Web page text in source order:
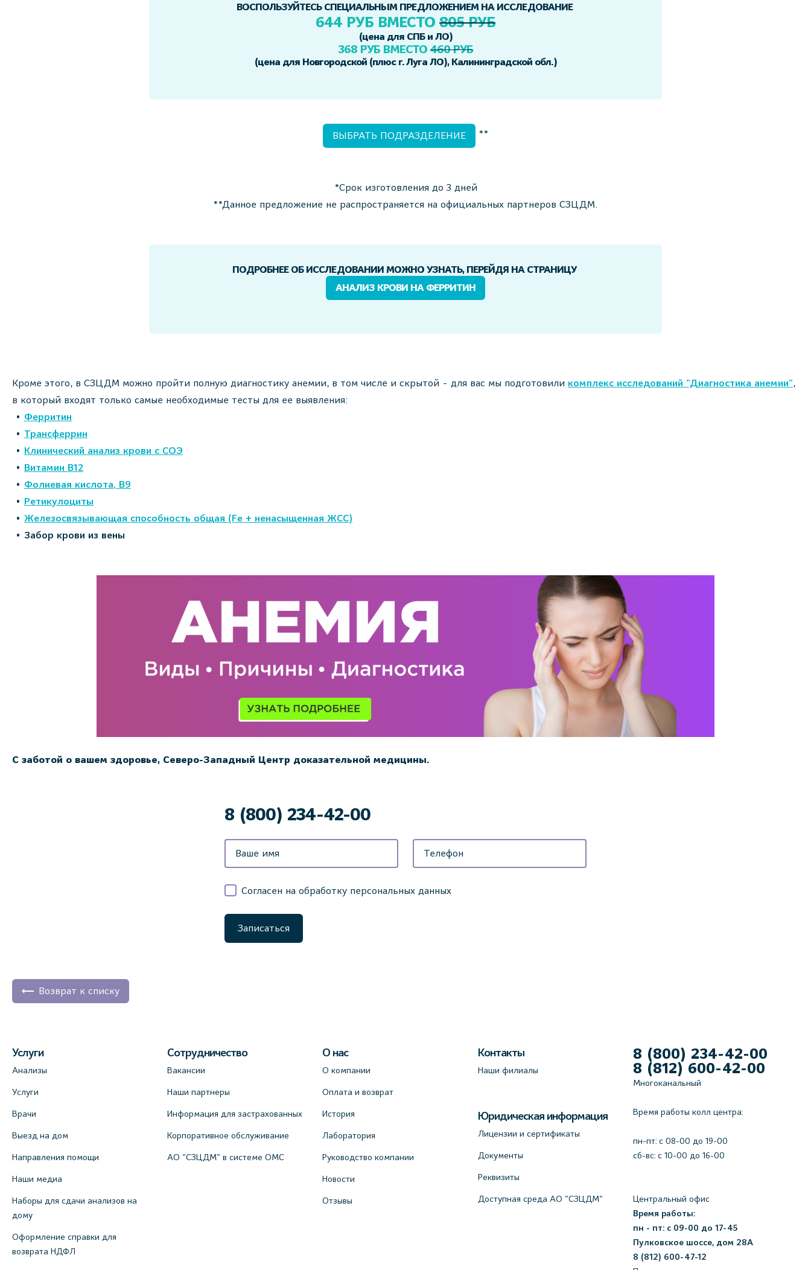
ВОСПОЛЬЗУЙТЕСЬ СПЕЦИАЛЬНЫМ ПРЕДЛОЖЕНИЕМ НА ИССЛЕДОВАНИЕ
644 РУБ ВМЕСТО 805 РУБ
(цена для СПБ и ЛО)
368 РУБ ВМЕСТО 460 РУБ
(цена для Новгородской (плюс г. Луга ЛО), Калининградской обл.)
ВЫБРАТЬ ПОДРАЗДЕЛЕНИЕ **
*Срок изготовления до 3 дней
**Данное предложение не распространяется на официальных партнеров СЗЦДМ.
ПОДРОБНЕЕ ОБ ИССЛЕДОВАНИИ МОЖНО УЗНАТЬ, ПЕРЕЙДЯ НА СТРАНИЦУ
АНАЛИЗ КРОВИ НА ФЕРРИТИН
Кроме этого, в СЗЦДМ можно пройти полную диагностику анемии, в том числе и скрытой - для вас мы подготовили комплекс исследований "Диагностика анемии",
в который входят только самые необходимые тесты для ее выявления:
Ферритин
Трансферрин
Клинический анализ крови с СОЭ
Витамин В12
Фолиевая кислота, В9
Ретикулоциты
Железосвязывающая способность общая (Fe + ненасыщенная ЖСС)
Забор крови из вены
С заботой о вашем здоровье, Северо-Западный Центр доказательной медицины.
8 (800) 234-42-00
Согласен на обработку персональных данных
Записаться
Возврат к списку
Услуги
Анализы
Услуги
Врачи
Выезд на дом
Направления помощи
Наши медиа
Наборы для сдачи анализов на
дому
Оформление справки для
возврата НДФЛ
Сотрудничество
Вакансии
Наши партнеры
Информация для застрахованных
Корпоративное обслуживание
АО "СЗЦДМ" в системе ОМС
О нас
О компании
Оплата и возврат
История
Лаборатория
Руководство компании
Новости
Отзывы
Контакты
Наши филиалы
Юридическая информация
Лицензии и сертификаты
Документы
Реквизиты
Доступная среда АО "СЗЦДМ"
8 (800) 234-42-00
8 (812) 600-42-00
Многоканальный
Время работы колл центра:
пн-пт: c 08-00 до 19-00
сб-вс: с 10-00 до 16-00
Центральный офис
Время работы:
пн - пт: с 09-00 до 17-45
Пулковское шоссе, дом 28А
8 (812) 600-47-12